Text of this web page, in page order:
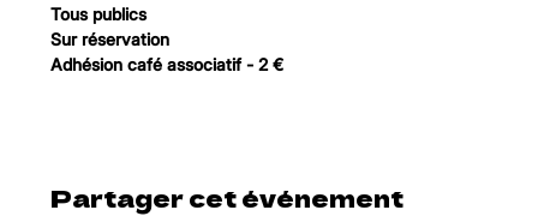
Tous publics
Sur réservation
Adhésion café associatif - 2 €
Partager cet événement